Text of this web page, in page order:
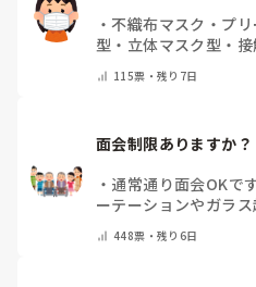
・不織布マスク ・ プ
型 ・ 立体マスク型 ・
115票・残り7日
面会制限ありますか？
・ 通常通り面会OKで
ーテーションやガラ
448票・残り6日